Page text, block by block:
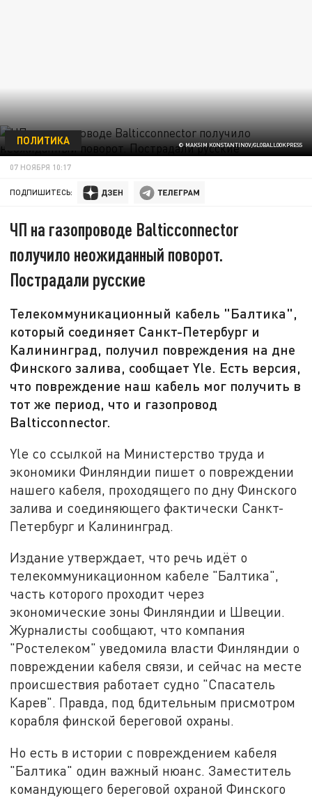
© MAKSIM KONSTANTINOV/GLOBALLOOKPRESS
ПОЛИТИКА
07 НОЯБРЯ 10:17
ПОДПИШИТЕСЬ:
ЧП на газопроводе Balticconnector
получило неожиданный поворот.
Пострадали русские
Телекоммуникационный кабель "Балтика",
который соединяет Санкт-Петербург и
Калининград, получил повреждения на дне
Финского залива, сообщает Yle. Есть версия,
что повреждение наш кабель мог получить в
тот же период, что и газопровод
Balticconnector.
Yle со ссылкой на Министерство труда и
экономики Финляндии пишет о повреждении
нашего кабеля, проходящего по дну Финского
залива и соединяющего фактически Санкт-
Петербург и Калининград.
Издание утверждает, что речь идёт о
телекоммуникационном кабеле "Балтика",
часть которого проходит через
экономические зоны Финляндии и Швеции.
Журналисты сообщают, что компания
"Ростелеком" уведомила власти Финляндии о
повреждении кабеля связи, и сейчас на месте
происшествия работает судно "Спасатель
Карев". Правда, под бдительным присмотром
корабля финской береговой охраны.
Но есть в истории с повреждением кабеля
"Балтика" один важный нюанс. Заместитель
командующего береговой охраной Финского